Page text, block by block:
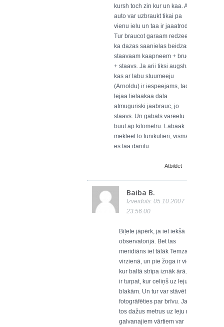
kursh toch zin kur un kaa. Ar
auto var uzbraukt tikai pa
vienu ielu un taa ir jaaatrod.
Tur braucot garaam redzeeju
ka dazas saanielas beidzas ar
staavaam kaapneem + brugis
+ staavs. Ja arii tiksi augshaa,
kas ar labu stuumeeju
(Arnoldu) ir iespeejams, tad
lejaa lielaakaa dala
atmuguriski jaabrauc, jo
staavs. Un gabals vareetu
buut ap kilometru. Labaak
mekleet to funikulieri, vismaz
es taa dariitu.
Atbildēt
Baiba B.
Izveidots: 05.10.2007
23:56:00
Biļete jāpērk, ja iet iekšā
observatorijā. Bet tas
meridiāns iet tālāk Temzas
virzienā, un pie žoga ir vieta,
kur baltā strīpa iznāk ārā. Tas
ir turpat, kur celiņš uz leju
blakām. Un tur var stāvēt un
fotogrāfēties par brīvu. Ja vien
tos dažus metrus uz leju no
galvanajiem vārtiem var